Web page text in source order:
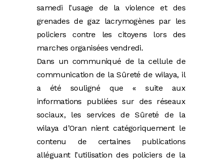
samedi l’usage de la violence et des
grenades de gaz lacrymogènes par les
policiers contre les citoyens lors des
marches organisées vendredi.
Dans un communiqué de la cellule de
communication de la Sûreté de wilaya, il
a été souligné que « suite aux
informations publiées sur des réseaux
sociaux, les services de Sûreté de la
wilaya d’Oran nient catégoriquement le
contenu de certaines publications
alléguant l’utilisation des policiers de la